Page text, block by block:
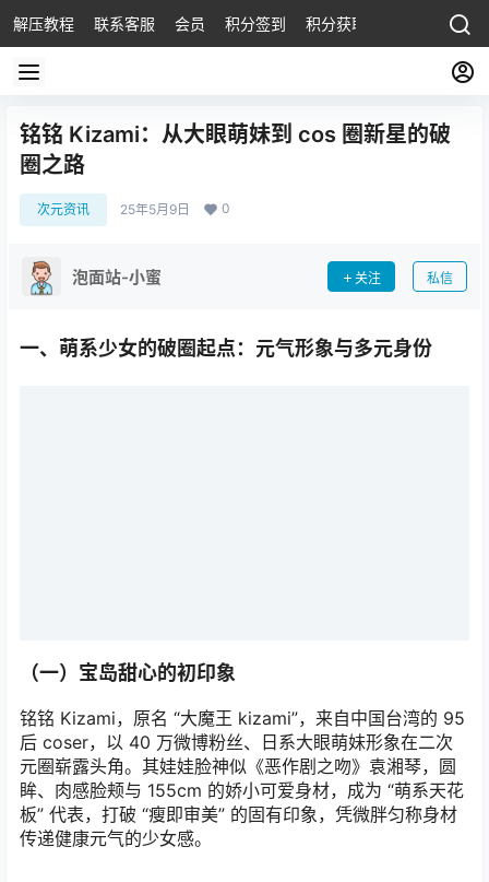
解压教程 联系客服 会员 积分签到 积分获取
铭铭 Kizami：从大眼萌妹到 cos 圈新星的破
圈之路
次元资讯 25年5月9日 0
泡面站-小蜜 关注 私信
一、萌系少女的破圈起点：元气形象与多元身份
（一）宝岛甜心的初印象
铭铭 Kizami，原名 “大魔王 kizami”，来自中国台湾的 95
后 coser，以 40 万微博粉丝、日系大眼萌妹形象在二次
元圈崭露头角。其娃娃脸神似《恶作剧之吻》袁湘琴，圆
眸、肉感脸颊与 155cm 的娇小可爱身材，成为 “萌系天花
板” 代表，打破 “瘦即审美” 的固有印象，凭微胖匀称身材
传递健康元气的少女感。